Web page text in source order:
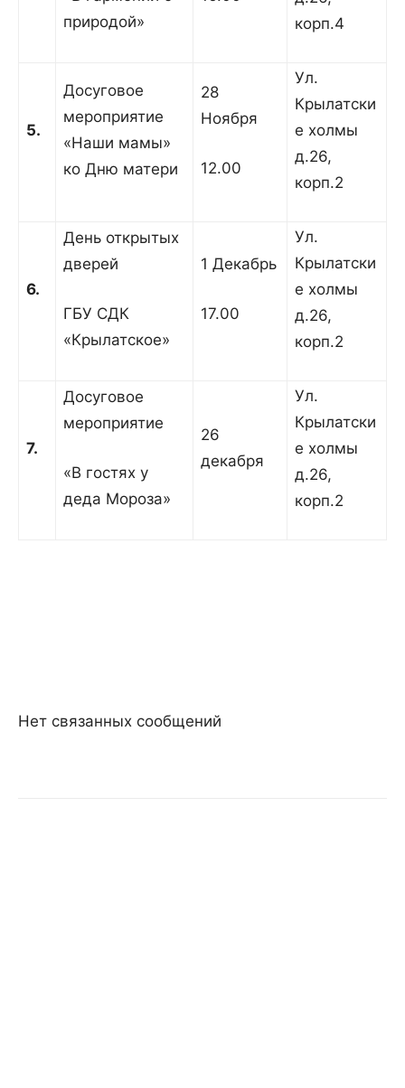
природой»
корп.4
5.
Досуговое
мероприятие
«Наши мамы»
ко Дню матери
28
Ноября
12.00
Ул.
Крылатски
е холмы
д.26,
корп.2
6.
День открытых
дверей
ГБУ СДК
«Крылатское»
1 Декабрь
17.00
Ул.
Крылатски
е холмы
д.26,
корп.2
7.
Досуговое
мероприятие
«В гостях у
деда Мороза»
26
декабря
Ул.
Крылатски
е холмы
д.26,
корп.2
Нет связанных сообщений